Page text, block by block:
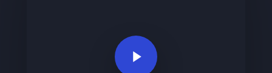
Play Video